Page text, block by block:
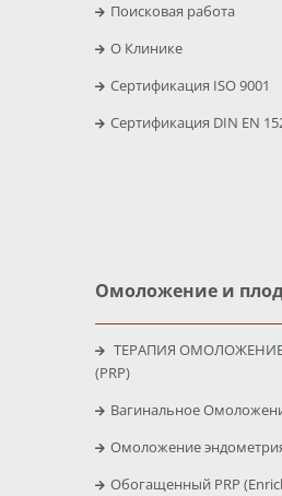
Поисковая работа
O Клинике
Сертификация ISO 9001
Сертификация DIN EN
Омоложение и
ТЕРАПИЯ
(PRP)
Вагинальное
Омоложение
Обогащенный PRP